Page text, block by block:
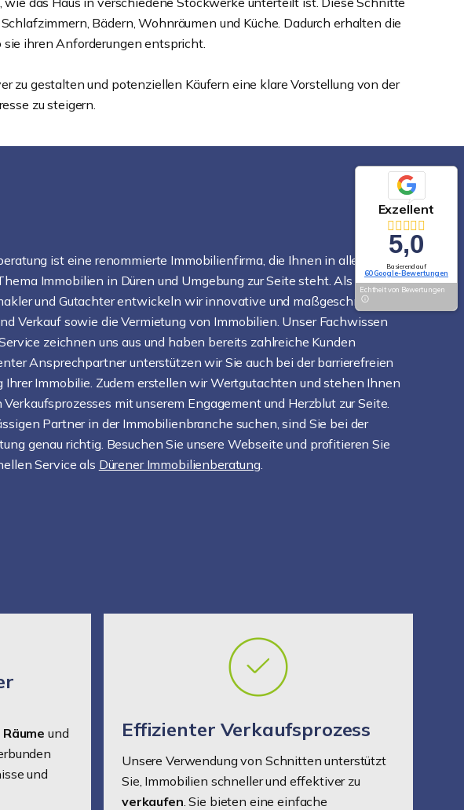
Bädern, Wohnräumen und Küche. Dadurch erhalten die
ihren Anforderungen entspricht.
gestalten und potenziellen Käufern eine klare Vorstellung von der
zu steigern.
ist eine renommierte Immobilienfirma, die Ihnen in allen
Immobilien in Düren und Umgebung zur Seite steht. Als
und Gutachter entwickeln wir innovative und maßgeschneiderte
Verkauf sowie die Vermietung von Immobilien. Unser Fachwissen
zeichnen uns aus und haben bereits zahlreiche Kunden
Ansprechpartner unterstützen wir Sie auch bei der barrierefreien
Ihrer Immobilie. Zudem erstellen wir Wertgutachten und stehen Ihnen
mit unserem Engagement und Herzblut zur Seite.
Partner in der Immobilienbranche suchen, sind Sie bei der
genau richtig. Besuchen Sie unsere Webseite und profitieren Sie
Service als Dürener Immobilienberatung
Räume und
und
Effizienter Verkaufsprozess
Unsere Verwendung von Schnitten unterstützt
Sie, Immobilien schneller und effektiver zu
verkaufen. Sie bieten eine einfache
Exzellent
5,0
Basierend auf
60 Google-Bewertungen
Echtheit von Bewertungen